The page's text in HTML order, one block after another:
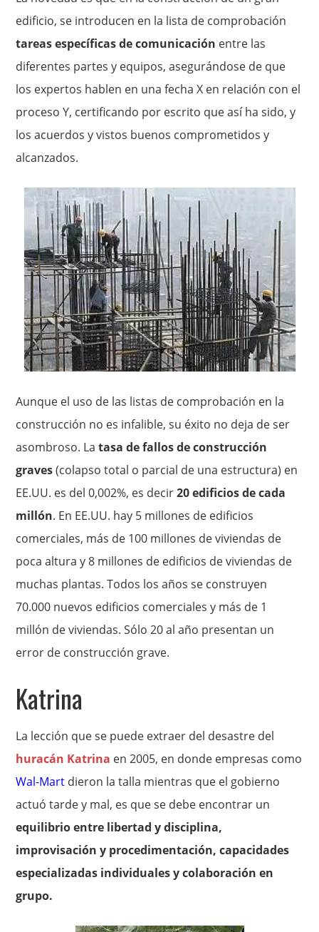
edificio, se introducen en la lista de comprobación
tareas específicas de comunicación entre las
diferentes partes y equipos, asegurándose de que
los expertos hablen en una fecha X en relación con el
proceso Y, certificando por escrito que así ha sido, y
los acuerdos y vistos buenos comprometidos y
alcanzados.
Aunque el uso de las listas de comprobación en la
construcción no es infalible, su éxito no deja de ser
asombroso. La tasa de fallos de construcción
graves(colapso total o parcial de una estructura) en
EE.UU. es del 0,002%, es decir20 edificios de cada
millón. En EE.UU. hay 5 millones de edificios
comerciales, más de 100 millones de viviendas de
poca altura y 8 millones de edificios de viviendas de
muchas plantas. Todos los años se construyen
70.000 nuevos edificios comerciales y más de 1
millón de viviendas. Sólo 20 al año presentan un
error de construcción grave.
Katrina
La lección que se puede extraer del desastre del
huracán Katrina en 2005, en donde empresas como
Wal-Mart dieron la talla mientras que el gobierno
actuó tarde y mal, es que se debe encontrar un
equilibrio entre libertad y disciplina,
improvisación y procedimentación, capacidades
especializadas individuales y colaboración en
grupo.